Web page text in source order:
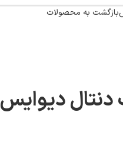
بازگشت به محصولات
دیوایس